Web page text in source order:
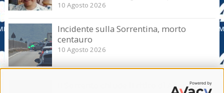
10 Agosto 2026
Incidente sulla Sorrentina, morto
centauro
10 Agosto 2026
Il Sorrento chiude il ritiro di Agerola.